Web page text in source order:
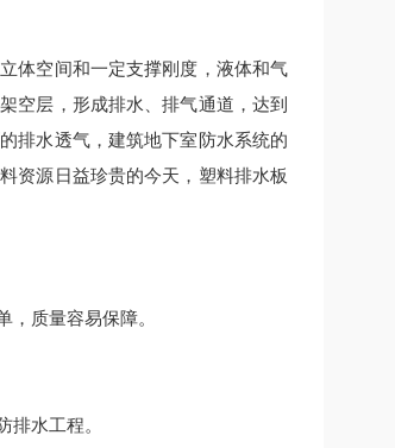
体空间和一定支撑刚度，液体和气
空层，形成排水、排气通道，达到
排水透气，建筑地下室防水系统的
资源日益珍贵的今天，塑料排水板
质量容易保障。
水工程。